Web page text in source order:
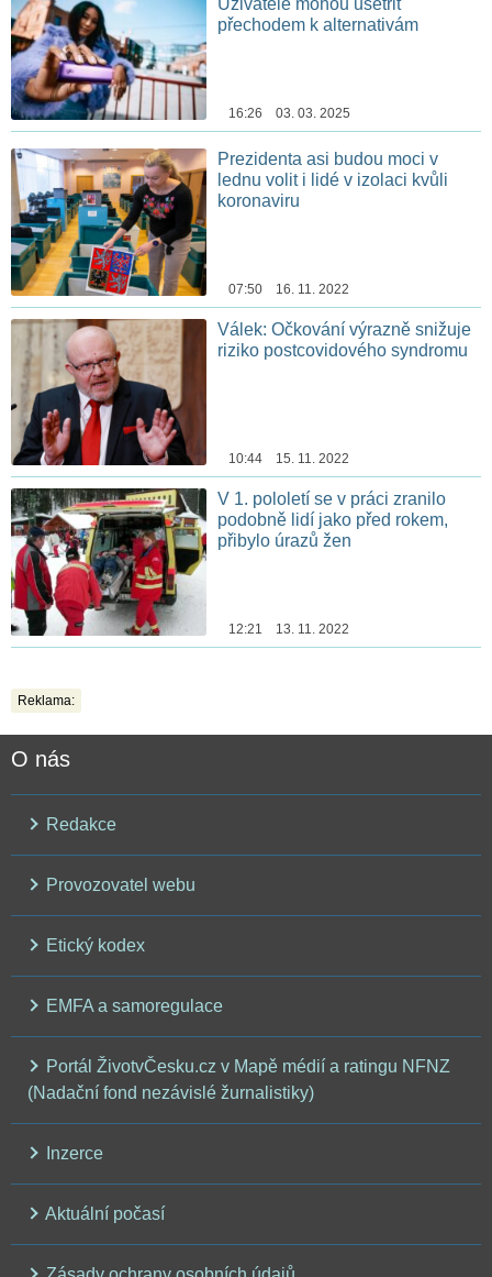
Uživatelé mohou ušetřit
přechodem k alternativám
16:26 03. 03. 2025
Prezidenta asi budou moci v
lednu volit i lidé v izolaci kvůli
koronaviru
07:50 16. 11. 2022
Válek: Očkování výrazně snižuje
riziko postcovidového syndromu
10:44 15. 11. 2022
V 1. pololetí se v práci zranilo
podobně lidí jako před rokem,
přibylo úrazů žen
12:21 13. 11. 2022
Reklama:
O nás
Redakce
Provozovatel webu
Etický kodex
EMFA a samoregulace
Portál ŽivotvČesku.cz v Mapě médií a ratingu NFNZ
(Nadační fond nezávislé žurnalistiky)
Inzerce
Aktuální počasí